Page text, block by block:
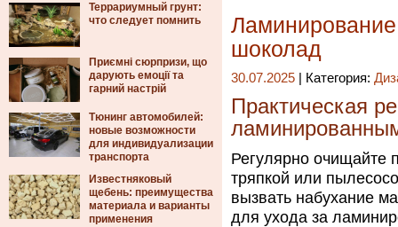
Террариумный грунт:
что следует помнить
Приємні сюрпризи, що
дарують емоції та
гарний настрій
Тюнинг автомобилей:
новые возможности
для индивидуализации
транспорта
Известняковый
щебень: преимущества
материала и варианты
применения
Ламинирование
шоколад
30.07.2025 | Категория:
Практическая
Регулярно очищайте
тряпкой или
вызвать набухание
для ухода за